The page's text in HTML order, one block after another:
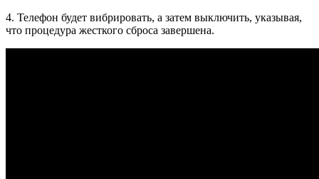
4. Телефон будет вибрировать, а затем выключить, указывая,
что процедура жесткого сброса завершена.